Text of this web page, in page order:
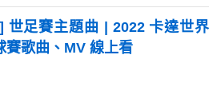
世足賽主題曲 | 2022 卡達世界
賽歌曲、MV 線上看